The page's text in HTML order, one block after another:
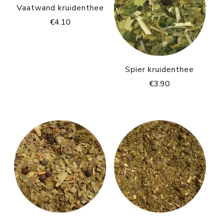
Vaatwand kruidenthee
€4.10
Spier kruidenthee
€3.90